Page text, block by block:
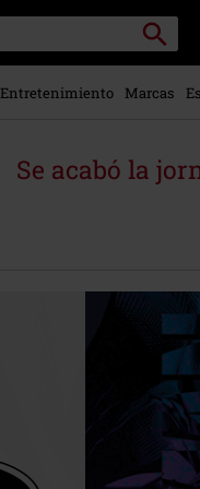
Buscar
Entretenimiento Marcas
Se acabó la